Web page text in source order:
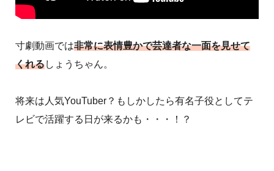
寸劇動画では非常に表情豊かで芸達者な一面を見せて
くれるしょうちゃん。
将来は人気YouTuber？もしかしたら有名子役としてテ
レビで活躍する日が来るかも・・・！？